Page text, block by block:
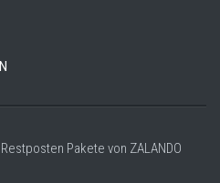
Restposten Pakete von ZALANDO